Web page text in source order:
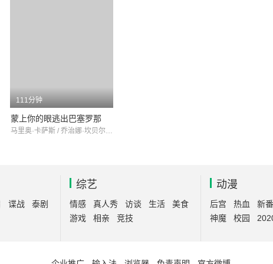
111分钟
蒙上你的眼逃出巴塞罗那
马里奥·卡萨斯 / 乔治娜·坎贝尔 / 迭戈·卡尔瓦
谍战
泰剧
综艺
情感 真人秀 访谈 生活
美食
游戏
相亲 竞技
动漫
后宫 热血
新番
神魔
校园